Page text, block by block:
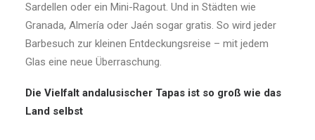
Sardellen oder ein Mini-Ragout. Und in Städten wie
Granada, Almería oder Jaén sogar gratis. So wird jeder
Barbesuch zur kleinen Entdeckungsreise – mit jedem
Glas eine neue Überraschung.
Die Vielfalt andalusischer Tapas ist so groß wie das
Land selbst